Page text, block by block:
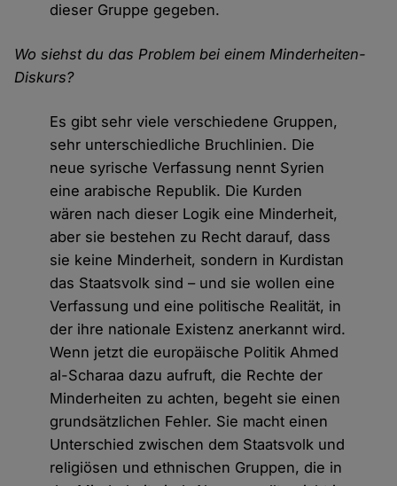
dieser Gruppe gegeben.
Wo siehst du das Problem bei einem Minderheiten-
Diskurs?
Es gibt sehr viele verschiedene Gruppen,
sehr unterschiedliche Bruchlinien. Die
neue syrische Verfassung nennt Syrien
eine arabische Republik. Die Kurden
wären nach dieser Logik eine Minderheit,
aber sie bestehen zu Recht darauf, dass
sie keine Minderheit, sondern in Kurdistan
das Staatsvolk sind – und sie wollen eine
Verfassung und eine politische Realität, in
der ihre nationale Existenz anerkannt wird.
Wenn jetzt die europäische Politik Ahmed
al-Scharaa dazu aufruft, die Rechte der
Minderheiten zu achten, begeht sie einen
grundsätzlichen Fehler. Sie macht einen
Unterschied zwischen dem Staatsvolk und
religiösen und ethnischen Gruppen, die in